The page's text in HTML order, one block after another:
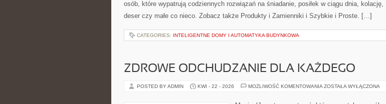
osób, które wypatrują codziennych rozwiązań na śniadanie, posiłek w ciągu dnia, kolację,
deser czy małe co nieco. Zobacz także Produkty i Zamienniki i Szybkie i Proste. […]
CATEGORIES: INTELIGENTNE DOMY I AUTOMATYKA BUDYNKOWA
ZDROWE ODCHUDZANIE DLA KAŻDEGO
POSTED BY ADMIN KWI - 22 - 2026 MOŻLIWOŚĆ KOMENTOWANIA ZDROWE
KAŻDEGO
ZOSTAŁA WYŁĄCZONA